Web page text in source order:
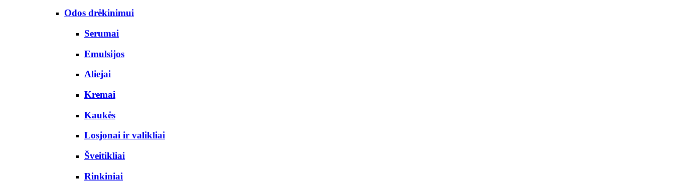
Odos drėkinimui
Serumai
Emulsijos
Aliejai
Kremai
Kaukės
Losjonai ir valikliai
Šveitikliai
Rinkiniai